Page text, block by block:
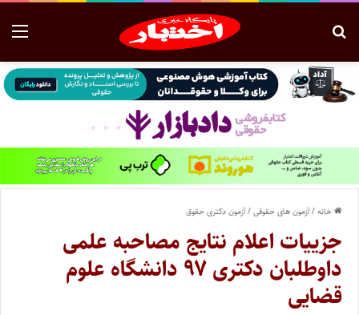
خانه/آزمون های حقوقی/آزمون دکتری حقوق
جزییات اعلام نتایج مصاحبه علمی
داوطلبان دکتری ۹۷ دانشگاه علوم
قضایی